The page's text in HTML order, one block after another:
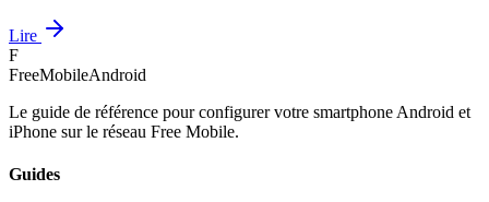
Lire
F
FreeMobileAndroid
Le guide de référence pour configurer votre smartphone Android et
iPhone sur le réseau Free Mobile.
Guides